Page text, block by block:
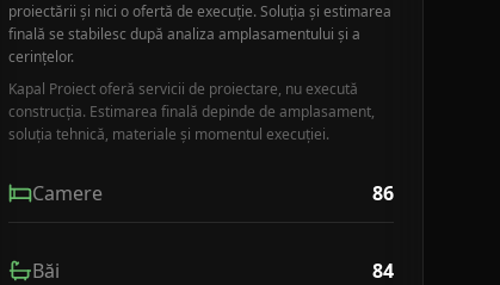
proiectării și nici o ofertă de execuție. Soluția și estimarea
finală se stabilesc după analiza amplasamentului și a
cerințelor.
Kapal Proiect oferă servicii de proiectare, nu execută
construcția. Estimarea finală depinde de amplasament,
soluția tehnică, materiale și momentul execuției.
Camere 86
Băi 84